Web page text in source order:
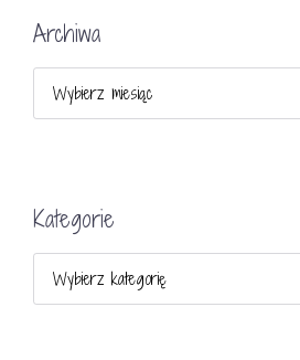
Archiwa
Kategorie